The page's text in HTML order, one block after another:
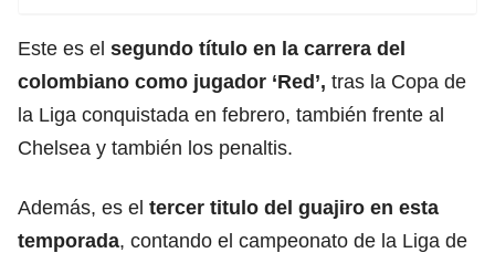
Este es el segundo título en la carrera del
colombiano como jugador ‘Red’, tras la Copa de
la Liga conquistada en febrero, también frente al
Chelsea y también los penaltis.
Además, es el tercer titulo del guajiro en esta
temporada, contando el campeonato de la Liga de